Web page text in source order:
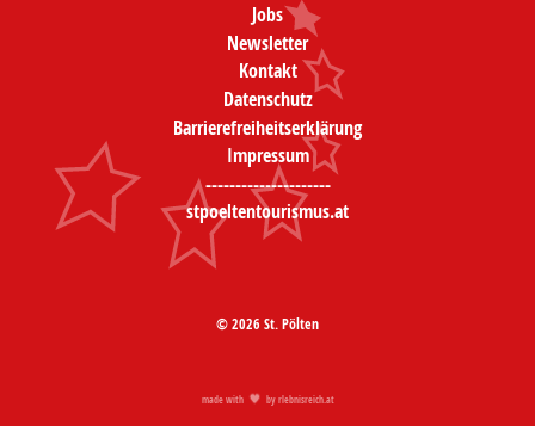
Jobs
Newsletter
Kontakt
Datenschutz
Barrierefreiheitserklärung
Impressum
---------------------
stpoeltentourismus.at
© 2026 St. Pölten
made with by rlebnisreich.at